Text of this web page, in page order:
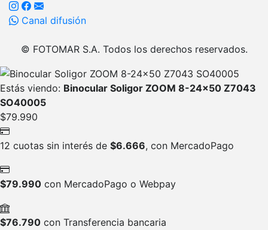
Canal difusión
© FOTOMAR S.A. Todos los derechos reservados.
Estás viendo: Binocular Soligor ZOOM 8-24×50 Z7043
SO40005
$79.990
12 cuotas sin interés de $6.666, con MercadoPago
$79.990 con MercadoPago o Webpay
$76.790 con Transferencia bancaria